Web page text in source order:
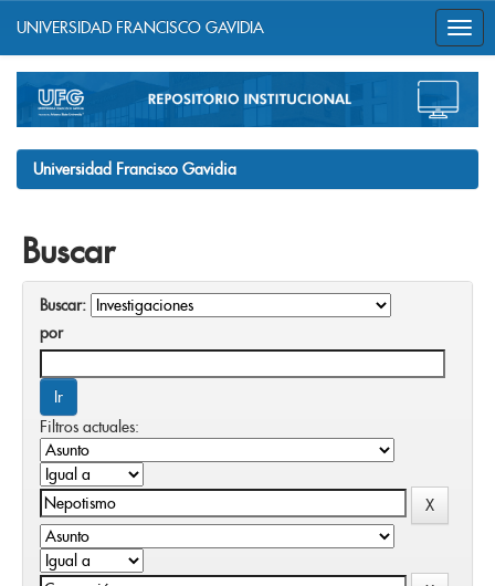
navigation
UNIVERSIDAD FRANCISCO GAVIDIA
Universidad Francisco Gavidia
Buscar
Buscar:
por
Filtros actuales: